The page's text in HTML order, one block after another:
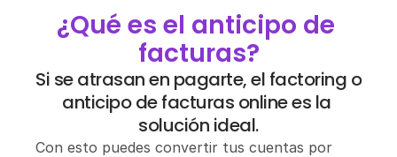
¿Qué es el anticipo de
facturas?
Si se atrasan en pagarte, el factoring o
anticipo de facturas online es la
solución ideal.
Con esto puedes convertir tus cuentas por
nosotros